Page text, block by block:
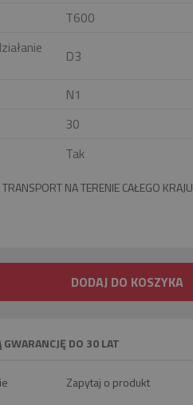
T600
D3
N1
30
Tak
TRANSPORT NA TERENIE CAŁEGO KRAJU
DODAJ DO KOSZYKA
DO 30 LAT
Zapytaj o produkt